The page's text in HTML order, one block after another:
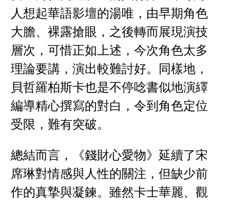
人想起華語影壇的湯唯，由早期角色
大膽、裸露搶眼，之後轉而展現演技
層次，可惜正如上述，今次角色太多
理論要講，演出較難討好。同樣地，
貝哲羅柏斯卡也是不停唸書似地演繹
編導精心撰寫的對白，令到角色定位
受限，難有突破。
總結而言，《錢財心愛物》延續了宋
席琳對情感與人性的關注，但缺少前
作的真摯與凝鍊。雖然卡士華麗、觀